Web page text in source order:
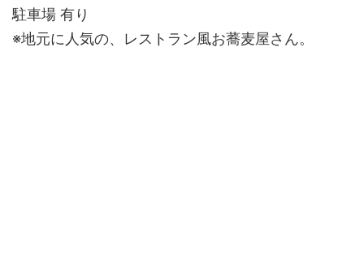
駐車場 有り
※地元に人気の、レストラン風お蕎麦屋さん。